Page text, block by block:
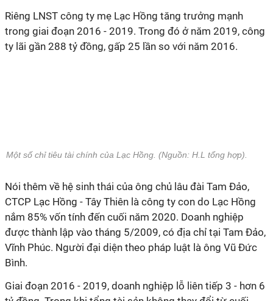
Riêng LNST công ty mẹ Lạc Hồng tăng trưởng mạnh
trong giai đoạn 2016 - 2019. Trong đó ở năm 2019, công
ty lãi gần 288 tỷ đồng, gấp 25 lần so với năm 2016.
Một số chỉ tiêu tài chính của Lạc Hồng. (Nguồn: H.L tổng hợp).
Nói thêm về hệ sinh thái của ông chủ lâu đài Tam Đảo,
CTCP Lạc Hồng - Tây Thiên là công ty con do Lạc Hồng
nắm 85% vốn tính đến cuối năm 2020. Doanh nghiệp
được thành lập vào tháng 5/2009, có địa chỉ tại Tam Đảo,
Vĩnh Phúc. Người đại diện theo pháp luật là ông Vũ Đức
Bình.
Giai đoạn 2016 - 2019, doanh nghiệp lỗ liên tiếp 3 - hơn 6